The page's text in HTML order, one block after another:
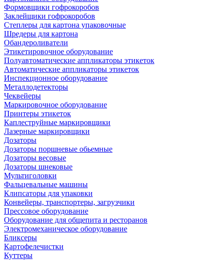
Формовщики гофрокоробов
Заклейщики гофрокоробов
Степлеры для картона упаковочные
Шредеры для картона
Обандероливатели
Этикетировочное оборудование
Полуавтоматические аппликаторы этикеток
Автоматические аппликаторы этикеток
Инспекционное оборудование
Металлодетекторы
Чеквейеры
Маркировочное оборудование
Принтеры этикеток
Каплеструйные маркировщики
Лазерные маркировщики
Дозаторы
Дозаторы поршневые обьемные
Дозаторы весовые
Дозаторы шнековые
Мультиголовки
Фальцевальные машины
Клипсаторы для упаковки
Конвейеры, транспортеры, загрузчики
Прессовое оборудование
Оборудование для общепита и ресторанов
Электромеханическое оборудование
Бликсеры
Картофелечистки
Куттеры